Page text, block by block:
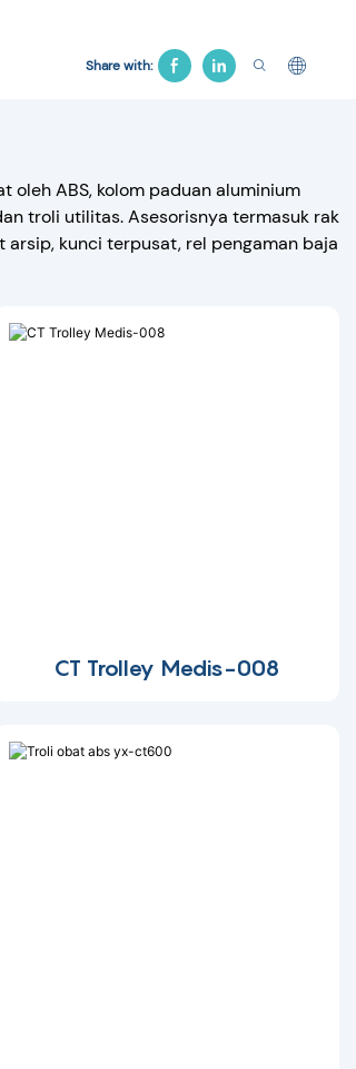
Tempat Tidur Ginekologi
Share with:
oleh ABS, kolom paduan aluminium
troli utilitas. Asesorisnya termasuk rak
arsip, kunci terpusat, rel pengaman baja
CT Trolley Medis-008